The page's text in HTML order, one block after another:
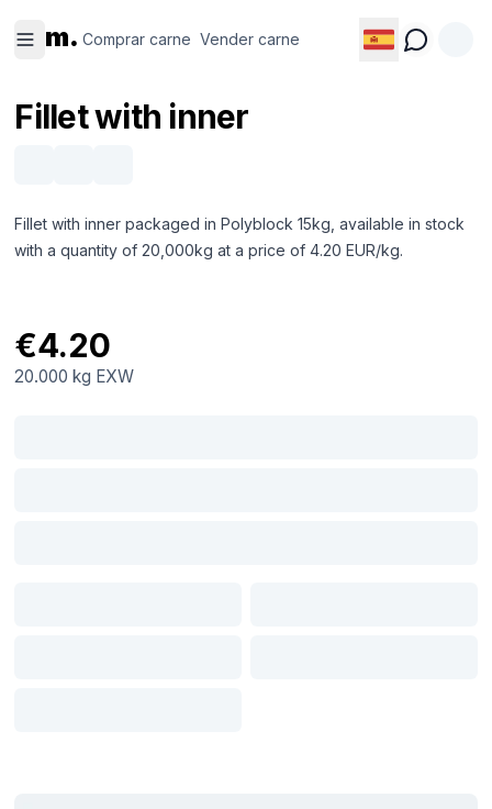
m. Comprar carne Vender carne
carne
carne
Fillet with inner
Fillet with inner packaged in Polyblock 15kg, available in stock
with a quantity of 20,000kg at a price of 4.20 EUR/kg.
€4.20
20.000 kg EXW